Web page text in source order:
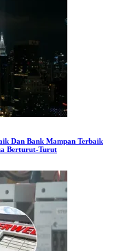
Dan Bank Mampan Terbaik
Berturut-Turut